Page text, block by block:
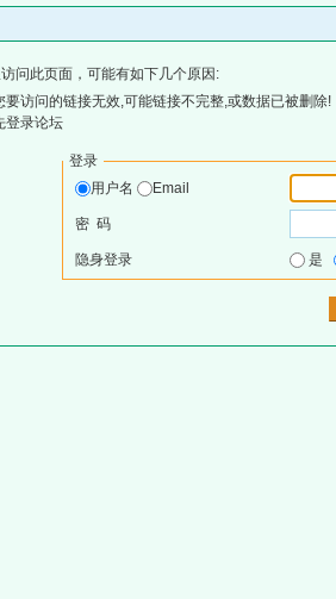
问此页面，可能有如下几个原因:
要访问的链接无效,可能链接不完整,或数据已被删除!
登录论坛
登录
用户名
Email
密 码
隐身登录 是